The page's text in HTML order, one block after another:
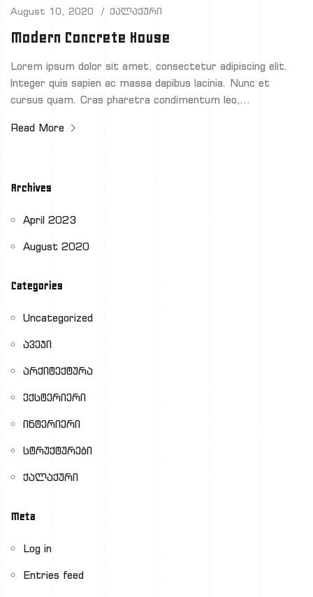
August 10, 2020 ქალაქური
Modern Concrete House
Lorem ipsum dolor sit amet, consectetur adipiscing elit.
Integer quis sapien ac massa dapibus lacinia. Nunc et
cursus quam. Cras pharetra condimentum leo,…
Read More
Archives
April 2023
August 2020
Categories
Uncategorized
ავეჯი
არქიტექტურა
ექსტერიერი
ინტერიერი
სტრუქტურები
ქალაქური
Meta
Log in
Entries feed